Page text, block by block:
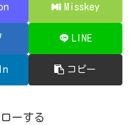
Misskey
LINE
コピー
ーする